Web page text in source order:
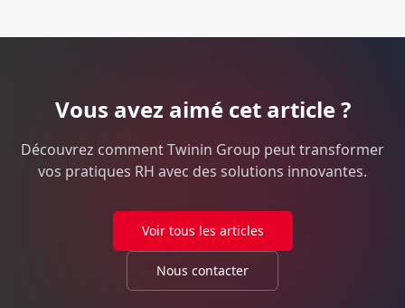
Vous avez aimé cet article ?
Découvrez comment Twinin Group peut transformer
vos pratiques RH avec des solutions innovantes.
Voir tous les articles
Nous contacter